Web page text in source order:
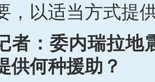
，以适当方式提
者：委内瑞拉地
供何种援助？